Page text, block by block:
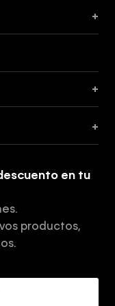
+
+
+
en tu
productos,